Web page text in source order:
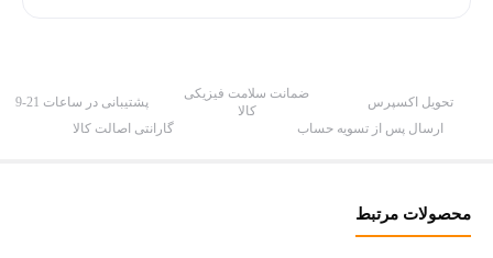
عددتحویل اکسپرس
ضمانت سلامت فیزیکی
کالا
پشتیبانی در ساعات 21-9
ارسال پس از تسویه حساب
گارانتی اصالت کالا
محصولات مرتبط